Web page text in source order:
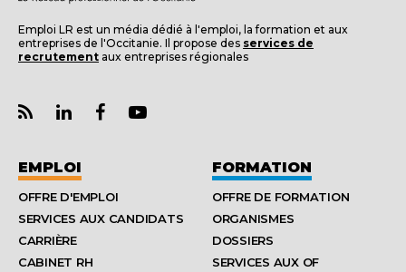
Emploi LR est un média dédié à l'emploi, la formation et aux
entreprises de l'Occitanie. Il propose des services de
recrutement aux entreprises régionales
EMPLOI
OFFRE D'EMPLOI
SERVICES AUX CANDIDATS
CARRIÈRE
CABINET RH
FORMATION
OFFRE DE FORMATION
ORGANISMES
DOSSIERS
SERVICES AUX OF